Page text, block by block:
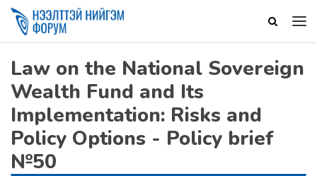
Law on the National Sovereign
Wealth Fund and Its
Implementation: Risks and
Policy Options - Policy brief
№50